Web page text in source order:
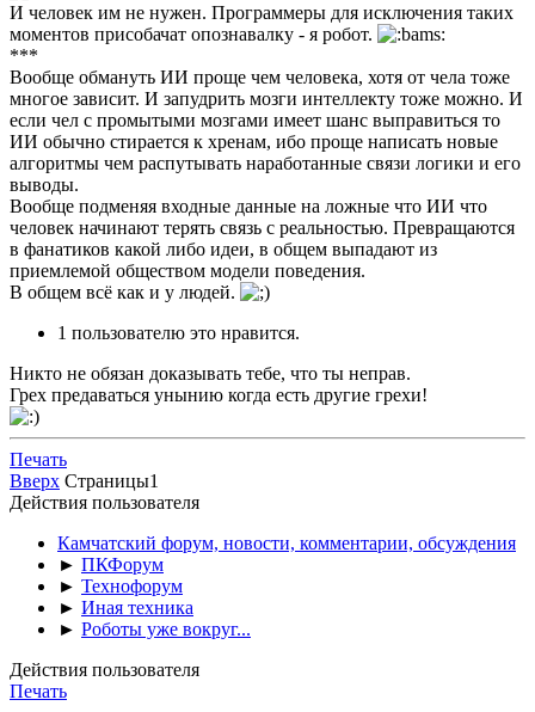
И человек им не нужен. Программеры для исключения таких
моментов присобачат опознавалку - я робот.
***
Вообще обмануть ИИ проще чем человека, хотя от чела тоже
многое зависит. И запудрить мозги интеллекту тоже можно. И
если чел с промытыми мозгами имеет шанс выправиться то
ИИ обычно стирается к хренам, ибо проще написать новые
алгоритмы чем распутывать наработанные связи логики и его
выводы.
Вообще подменяя входные данные на ложные что ИИ что
человек начинают терять связь с реальностью. Превращаются
в фанатиков какой либо идеи, в общем выпадают из
приемлемой обществом модели поведения.
В общем всё как и у людей.
1 пользователю это нравится.
Никто не обязан доказывать тебе, что ты неправ.
Грех предаваться унынию когда есть другие грехи!
Печать
Вверх Страницы1
Действия пользователя
Камчатский форум, новости, комментарии, обсуждения
► ПКФорум
► Технофорум
► Иная техника
► Роботы уже вокруг...
Действия пользователя
Печать